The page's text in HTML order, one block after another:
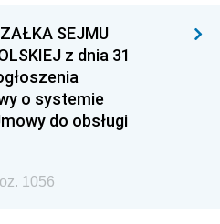
SEJMU
z dnia 31
o systemie
do obsługi
1056